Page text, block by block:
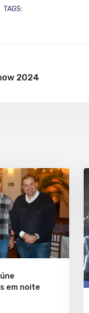
TAGS:
2024
em noite